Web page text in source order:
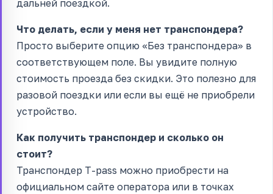
дальней поездкой.
Что делать, если у меня нет транспондера?
Просто выберите опцию «Без транспондера» в
соответствующем поле. Вы увидите полную
стоимость проезда без скидки. Это полезно для
разовой поездки или если вы ещё не приобрели
устройство.
Как получить транспондер и сколько он
стоит?
Транспондер T-pass можно приобрести на
официальном сайте оператора или в точках